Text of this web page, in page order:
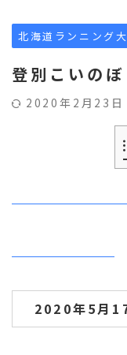
北海道ランニング
登別こいの
2020年2月23日
2020年5月